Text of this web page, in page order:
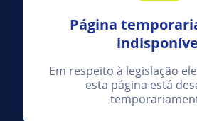
Página
Em respeito à legislação
esta página está